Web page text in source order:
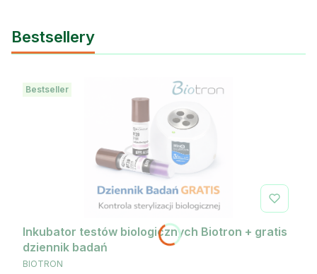
Bestsellery
Bestseller
Inkubator testów biologicznych Biotron + gratis
dziennik badań
PRODUCENT
BIOTRON